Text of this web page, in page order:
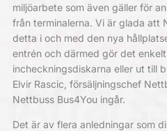
miljöarbete som även gäller för
från terminalerna. Vi är glada att
detta i och med den nya
entrén och därmed gör det
incheckningsdiskarna eller ut till
Elvir Rascic, försäljningschef
Nettbuss Bus4You ingår.
Det är av flera anledningar som